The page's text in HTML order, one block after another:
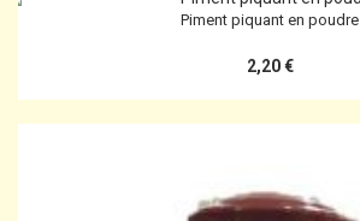
Piment piquant en poudre
2,20 €